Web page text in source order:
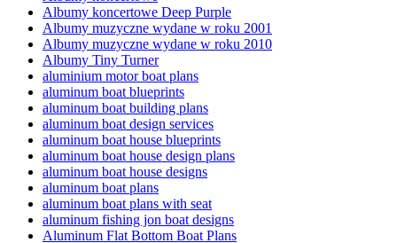
Albumy koncertowe Deep Purple
Albumy muzyczne wydane w roku 2001
Albumy muzyczne wydane w roku 2010
Albumy Tiny Turner
aluminium motor boat plans
aluminum boat blueprints
aluminum boat building plans
aluminum boat design services
aluminum boat house blueprints
aluminum boat house design plans
aluminum boat house designs
aluminum boat plans
aluminum boat plans with seat
aluminum fishing jon boat designs
Aluminum Flat Bottom Boat Plans